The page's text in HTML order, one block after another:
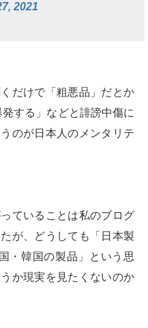
2021
だけで「粗悪品」だとか
する」などと誹謗中傷に
のが日本人のメンタリテ
ていることは私のブログ
が、どうしても「日本製
・韓国の製品」という思
か現実を見たくないのか